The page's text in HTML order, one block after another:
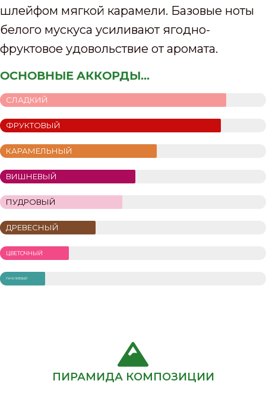
шлейфом мягкой карамели. Базовые ноты
белого мускуса усиливают ягодно-
фруктовое удовольствие от аромата.
ОСНОВНЫЕ АККОРДЫ...
СЛАДКИЙ
ФРУКТОВЫЙ
КАРАМЕЛЬНЫЙ
ВИШНЕВЫЙ
ПУДРОВЫЙ
ДРЕВЕСНЫЙ
ЦВЕТОЧНЫЙ
ПАЧУЛИЕВЫЙ
ПИРАМИДА КОМПОЗИЦИИ